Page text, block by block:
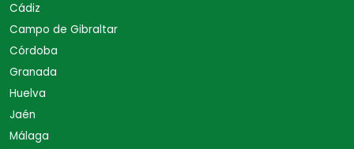
Cádiz
Campo de Gibraltar
Córdoba
Granada
Huelva
Jaén
Málaga